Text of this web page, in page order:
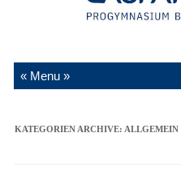
KATEGORIEN ARCHIVE: ALLGEMEIN